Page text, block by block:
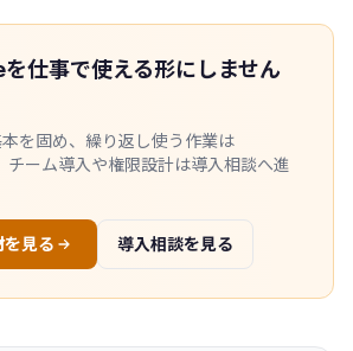
仕事で使える形にしません
を固め、繰り返し使う作業は
チーム導入や権限設計は導入相談へ進
見る 導入相談を見る